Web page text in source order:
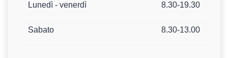
Lunedì - venerdì 8.30-19.30
Sabato 8.30-13.00